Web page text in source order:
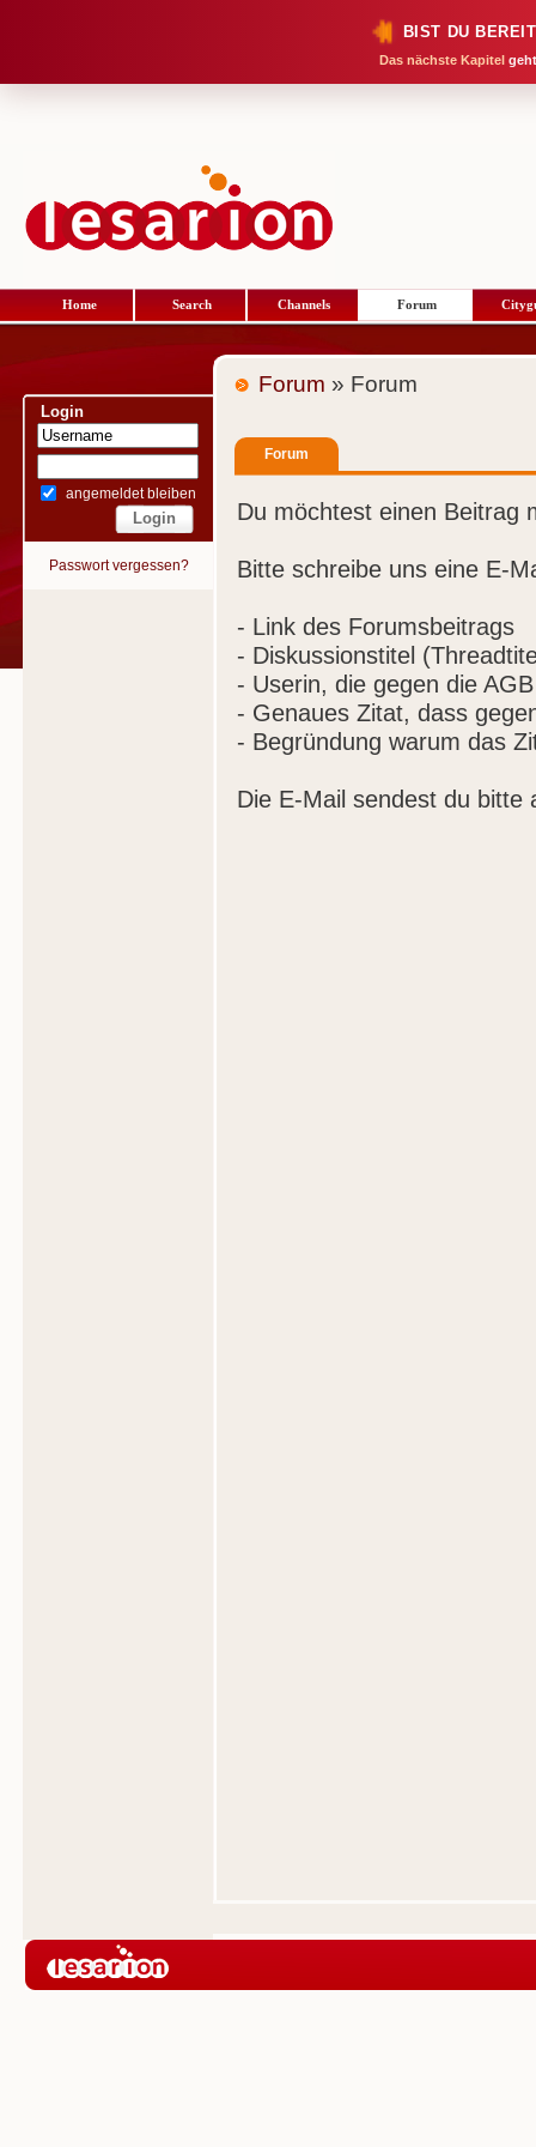
BIST DU
Das nächste Kapitel
Home Search Channels Forum
Login
angemeldet bleiben
Passwort vergessen?
Forum » Forum
Forum
Du möchtest einen Beitrag
Bitte schreibe uns eine E-
- Link des Forumsbeitrags
- Diskussionstitel
- Userin, die gegen die
- Genaues Zitat, dass
- Begründung warum das
Die E-Mail sendest du bitte